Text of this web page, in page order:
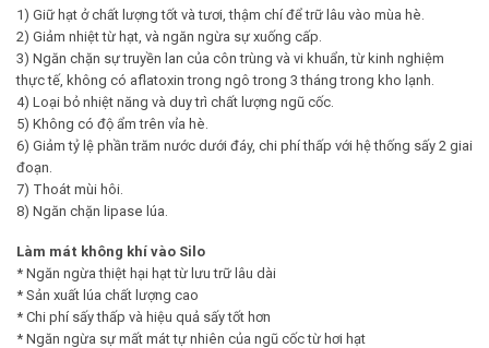
1) Giữ hạt ở chất lượng tốt và tươi, thậm chí để trữ lâu vào mùa hè.
2) Giảm nhiệt từ hạt, và ngăn ngừa sự xuống cấp.
3) Ngăn chặn sự truyền lan của côn trùng và vi khuẩn, từ kinh nghiệm
thực tế, không có aflatoxin trong ngô trong 3 tháng trong kho lạnh.
4) Loại bỏ nhiệt năng và duy trì chất lượng ngũ cốc.
5) Không có độ ẩm trên vỉa hè.
6) Giảm tỷ lệ phần trăm nước dưới đáy, chi phí thấp với hệ thống sấy 2 giai
đoạn.
7) Thoát mùi hôi.
8) Ngăn chặn lipase lúa.
Làm mát không khí vào Silo
* Ngăn ngừa thiệt hại hạt từ lưu trữ lâu dài
* Sản xuất lúa chất lượng cao
* Chi phí sấy thấp và hiệu quả sấy tốt hơn
* Ngăn ngừa sự mất mát tự nhiên của ngũ cốc từ hơi hạt